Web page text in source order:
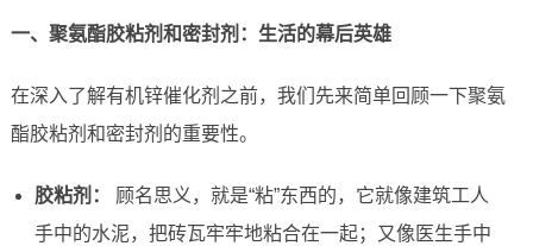
一、聚氨酯胶粘剂和密封剂：生活的幕后英雄
在深入了解有机锌催化剂之前，我们先来简单回顾一下聚氨
酯胶粘剂和密封剂的重要性。
胶粘剂：
顾名思义，就是“粘”东西的，它就像建筑工人
手中的水泥，把砖瓦牢牢地粘合在一起；又像医生手中